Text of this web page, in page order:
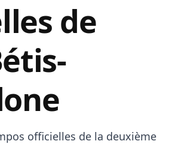
de
officielles de la deuxième